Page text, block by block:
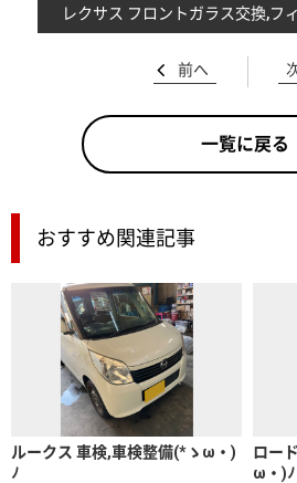
レクサス フロントガラス交換,フ
前へ
一覧に戻る
おすすめ関連記事
ルークス 車検,車検整備(*ゝω・)
ﾉ
ロー
ω・)ﾉ